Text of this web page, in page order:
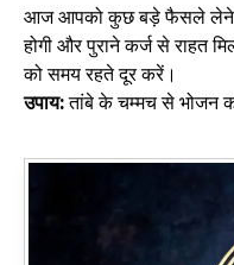
आज आपको कुछ बड़े फैसले लेने
होगी और पुराने कर्ज से राहत
को समय रहते दूर करें।
उपाय:तांबे के चम्मच से भोजन